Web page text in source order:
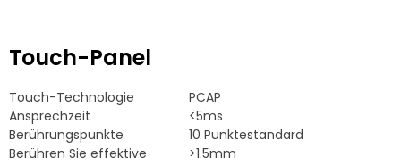
Touch-Panel
Touch-Technologie
PCAP
Ansprechzeit
<5ms
Berührungspunkte
10 Punktestandard
Berühren Sie effektive
>1.5mm